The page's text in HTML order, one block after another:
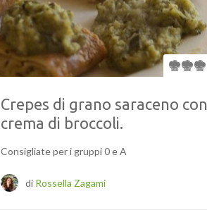
Crepes di grano saraceno con
crema di broccoli.
Consigliate per i gruppi 0 e A
di Rossella Zagami